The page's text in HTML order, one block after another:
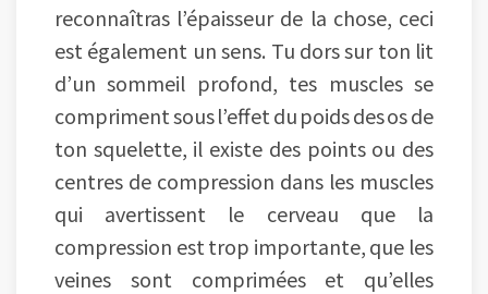
reconnaîtras l’épaisseur de la chose, ceci
est également un sens. Tu dors sur ton lit
d’un sommeil profond, tes muscles se
compriment sous l’effet du poids des os de
ton squelette, il existe des points ou des
centres de compression dans les muscles
qui avertissent le cerveau que la
compression est trop importante, que les
veines sont comprimées et qu’elles